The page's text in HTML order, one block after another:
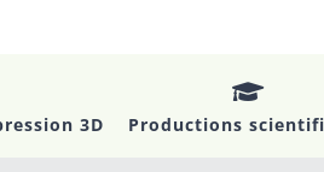
3D Productions